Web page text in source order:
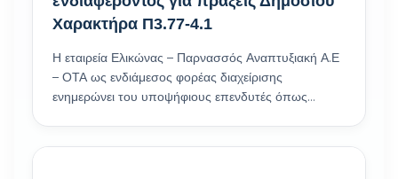
Χαρακτήρα Π3.77-4.1
Η εταιρεία Ελικώνας – Παρνασσός Αναπτυξιακή Α.Ε
– ΟΤΑ ως ενδιάμεσος φορέας διαχείρισης
ενημερώνει του υποψήφιους επενδυτές όπως…